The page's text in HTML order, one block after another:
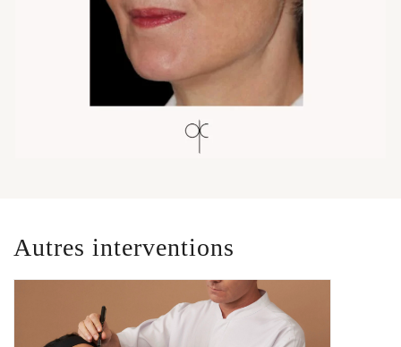
Autres interventions